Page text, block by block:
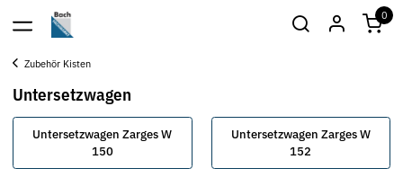
0
Zubehör Kisten
Untersetzwagen
Untersetzwagen Zarges W
150
Untersetzwagen Zarges W
152